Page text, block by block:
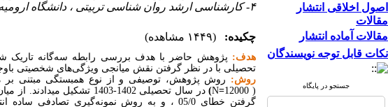
اصول اخلاقی انتشار
مقالات
مقالات آماده انتشار
نکات قابل توجه نویسندگان
جستجو در پایگاه
۴- کارشناسی ارشد روان شناسی تربیتی ، دانشگاه ارومیه
چکیده: (۱۴۴۹ مشاهده)
هدف: پژوهش حاضر با هدف بررسی رابطه سه‌گانه تاریک
تحصیلی با در نظر گرفتن نقش میانجی ویژگی‌های شخصیتی
روش: روش پژوهش، توصیفی و از نوع همبستگی مبتنی
(
12000
=
N
)